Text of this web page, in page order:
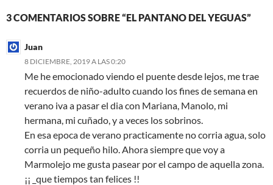
3 COMENTARIOS SOBRE “EL PANTANO DEL YEGUAS”
Juan
8 DICIEMBRE, 2019 A LAS 0:20
Me he emocionado viendo el puente desde lejos, me trae
recuerdos de niño-adulto cuando los fines de semana en
verano iva a pasar el dia con Mariana, Manolo, mi
hermana, mi cuñado, y a veces los sobrinos.
En esa epoca de verano practicamente no corria agua, solo
corria un pequeño hilo. Ahora siempre que voy a
Marmolejo me gusta pasear por el campo de aquella zona.
¡¡ _que tiempos tan felices !!